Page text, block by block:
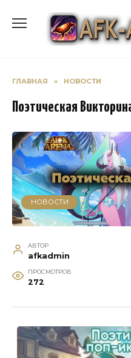
содержанию
ГЛАВНАЯ » НОВОСТИ
Поэтическая
НОВОСТИ
АВТОР
afkadmin
ПРОСМОТРОВ
272